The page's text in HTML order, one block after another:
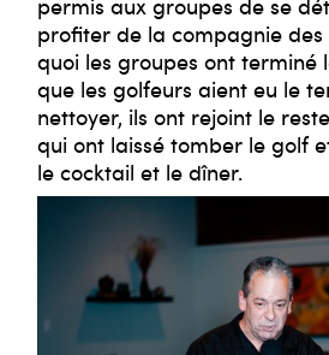
permis aux groupes de se
profiter de la compagnie des
quoi les groupes ont terminé
que les golfeurs aient eu le
nettoyer, ils ont rejoint le
qui ont laissé tomber le golf
le cocktail et le dîner.